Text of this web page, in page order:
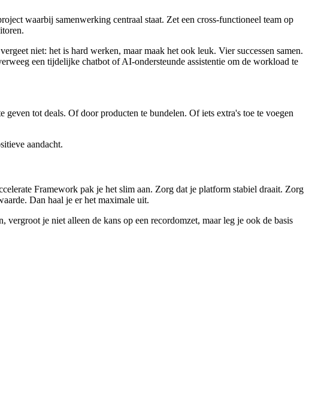
waarbij samenwerking centraal staat. Zet een cross-functioneel team op
niet: het is hard werken, maar maak het ook leuk. Vier successen samen.
een tijdelijke chatbot of AI-ondersteunde assistentie om de workload te
tot deals. Of door producten te bundelen. Of iets extra's toe te voegen
aandacht.
Framework pak je het slim aan. Zorg dat je platform stabiel draait. Zorg
Dan haal je er het maximale uit.
je niet alleen de kans op een recordomzet, maar leg je ook de basis